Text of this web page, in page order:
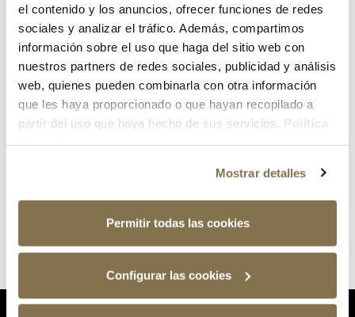
el contenido y los anuncios, ofrecer funciones de redes
sociales y analizar el tráfico. Además, compartimos
información sobre el uso que haga del sitio web con
nuestros partners de redes sociales, publicidad y análisis
web, quienes pueden combinarla con otra información
que les haya proporcionado o que hayan recopilado a
partir del uso que haya hecho de sus servicios. Política
Mostrar detalles
Permitir todas las cookies
Configurar las cookies
¿Has olvidado tu contraseña?